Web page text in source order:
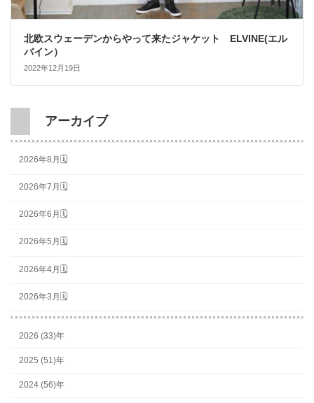
北欧スウェーデンからやって来たジャケット ELVINE(エル
バイン）
2022年12月19日
アーカイブ
2026年8月🗓
2026年7月🗓
2026年6月🗓
2026年5月🗓
2026年4月🗓
2026年3月🗓
2026 (33)年
2025 (51)年
2024 (56)年